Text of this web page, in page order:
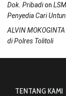
Dok. Pribadion
Penyedia Cari
ALVIN MOKOGINTA
di Polres Tolitoli
TENTANG KAMI